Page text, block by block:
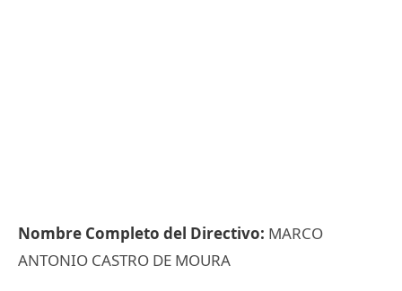
Nombre Completo del Directivo: MARCO
ANTONIO CASTRO DE MOURA